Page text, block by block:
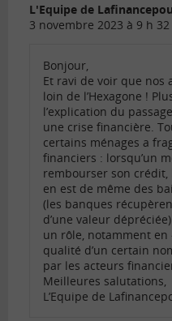
L'Equipe de
3 novembre 2023 à 9 h
Bonjour,
Et ravi de voir que nos
loin de l’Hexagone !
l’explication du
une crise financière.
certains ménages a
financiers : lorsqu’un
rembourser son
en est de même des
(les banques
d’une valeur
un rôle, notamment en
qualité d’un certain
par les acteurs
Meilleures salutations,
L’Equipe de